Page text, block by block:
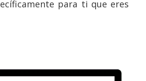
para ti que eres